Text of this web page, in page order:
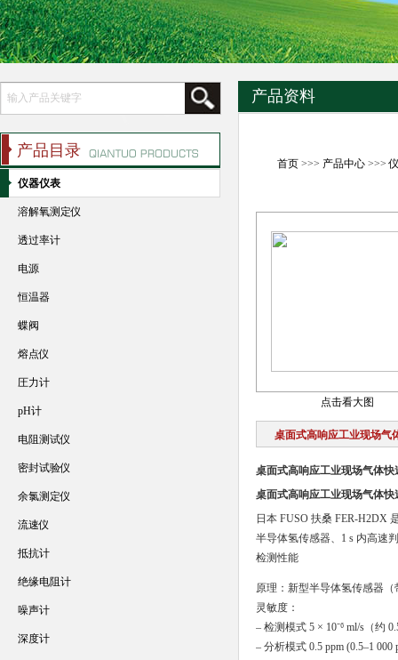
产品资料
首页>>> 产品中心>>>
点击看大图
桌面式高响应工业现场气
桌面式高响应工业现场气体快
桌面式高响应工业现场气体快
日本 FUSO 扶桑 FER-H2DX
半导体氢传感器、1 s 内高速
检测性能
原理：新型半导体氢传感器
灵敏度：
– 检测模式 5 × 10⁻⁶ ml/s（约
– 分析模式 0.5 ppm (0.5–1 000
产品目录
仪器仪表
溶解氧测定仪
透过率计
电源
恒温器
蝶阀
熔点仪
圧力计
pH计
电阻测试仪
密封试验仪
余氯测定仪
流速仪
抵抗计
绝缘电阻计
噪声计
深度计